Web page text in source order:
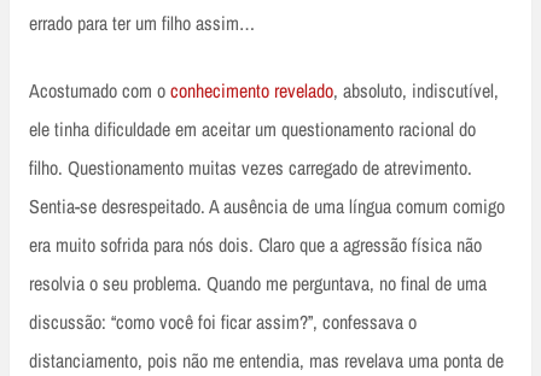
errado para ter um filho assim…
Acostumado com oconhecimento revelado, absoluto, indiscutível,
ele tinha dificuldade em aceitar um questionamento racional do
filho. Questionamento muitas vezes carregado de atrevimento.
Sentia-se desrespeitado. A ausência de uma língua comum comigo
era muito sofrida para nós dois. Claro que a agressão física não
resolvia o seu problema. Quando me perguntava, no final de uma
discussão: “como você foi ficar assim?”, confessava o
distanciamento, pois não me entendia, mas revelava uma ponta de